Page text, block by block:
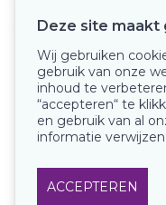
Deze site maakt
Wij gebruiken
gebruik van onze
inhoud te
“accepteren“ te
en gebruik van al
informatie
ACCEPTEREN